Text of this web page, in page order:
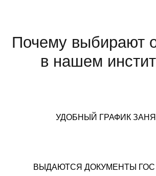
Почему выбирают
в нашем
УДОБНЫЙ ГРАФИК
ВЫДАЮТСЯ ДОКУМЕНТЫ ГОС